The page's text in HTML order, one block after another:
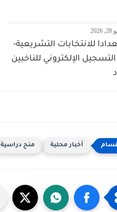
للانتخابات التشريعية-
الإلكتروني للناخبين
أخبار محلية منح دراسية